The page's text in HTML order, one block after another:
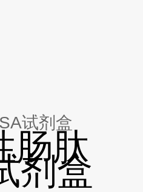
试剂盒
肠肽
剂盒